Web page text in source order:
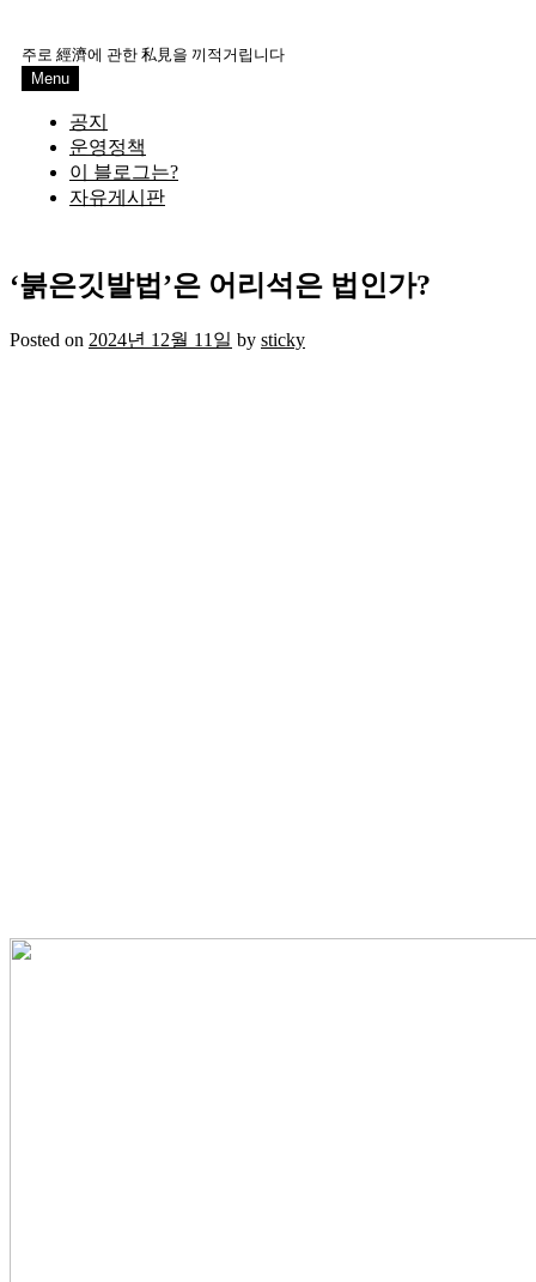
content
주로 經濟에 관한 私見을 끼적거립니다
Menu
공지
운영정책
이 블로그는?
자유게시판
‘붉은깃발법’은 어리석은 법인가?
Posted on 2024년 12월 11일 by sticky